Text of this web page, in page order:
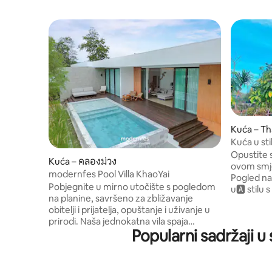
Kuća – คลองม่วง
modernfes Pool Villa KhaoYai
Pobjegnite u mirno utočište s pogledom
na planine, savršeno za zbližavanje
obitelji i prijatelja, opuštanje i uživanje u
prirodi. Naša jednokatna vila spaja
otvorene društvene prostore s privatnim
prostorima za odmor i tako postiže
Kuća –
Kuća u
Opustite
ovom
Pogled
u🅰️ stilu s
boraviti
ispred
Popularni sadržaji